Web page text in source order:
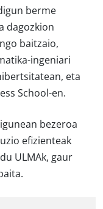
berme
dagozkion
baitzaio,
ingeniari
eta
School-en.
bezeroa
efizienteak
ULMAk, gaur